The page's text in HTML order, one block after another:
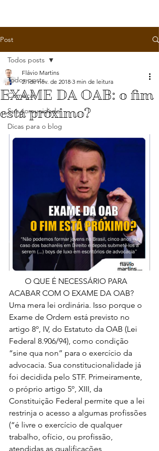
Post
Todos posts
Começar
Sua comunidade
Dicas para o blog
Todos posts
EXAME DA OAB: o fim
está próximo?
Flávio Martins
27 de nov. de 2018 3 min de leitura
ACABAR COM O EXAME DA OAB?
Uma mera lei ordinária. Isso porque o
Exame de Ordem está previsto no
artigo 8º, IV, do Estatuto da OAB (Lei
Federal 8.906/94), como condição
“sine qua non” para o exercício da
advocacia. Sua constitucionalidade já
foi decidida pelo STF. Primeiramente,
o próprio artigo 5º, XIII, da
Constituição Federal permite que a lei
restrinja o acesso a algumas profissões
(“é livre o exercício de qualquer
trabalho, ofício, ou profissão,
atendidas as qualificações